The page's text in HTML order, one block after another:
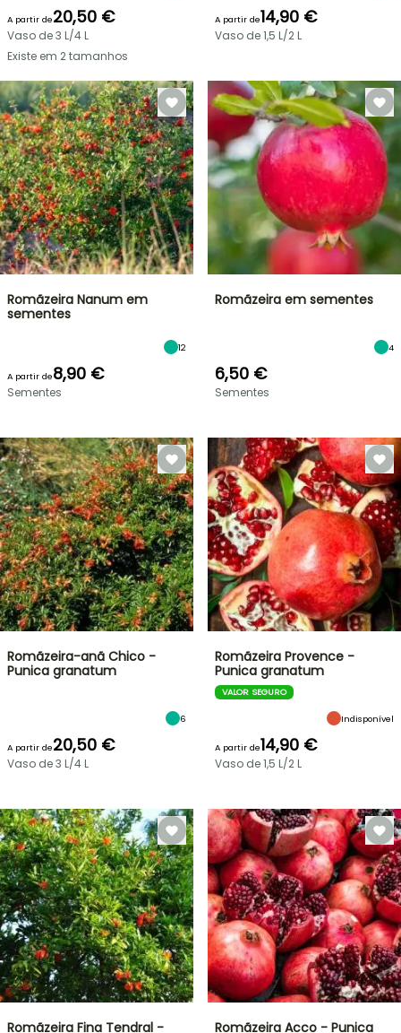
A partir de20,50 €
Vaso de 3 L/4 L
Existe em 2 tamanhos
A partir de14,90 €
Vaso de 1,5 L/2 L
Romãzeira Nanum em
sementes
12
A partir de8,90 €
Sementes
Romãzeira em sementes
4
6,50 €
Sementes
Romãzeira-anã Chico -
Punica granatum
6
A partir de20,50 €
Vaso de 3 L/4 L
Romãzeira Provence -
Punica granatum
VALOR SEGURO
Indisponível
A partir de14,90 €
Vaso de 1,5 L/2 L
Romãzeira Fina Tendral - Romãzeira Acco - Punica